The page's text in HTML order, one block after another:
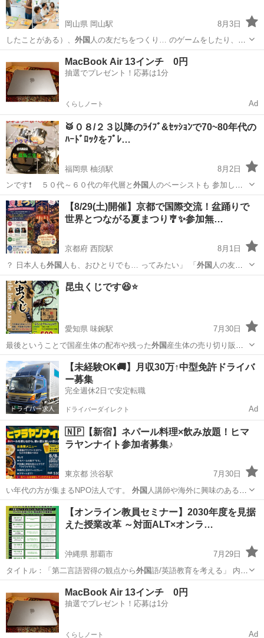
岡山県 岡山駅
8月3日
したことがある）、 外国 人の友だちをつくり… のゲームをしたり、 外
国
の文化を体験したり… Teacher（外国語指導助手）をされ… ている
外国人の方にも来ていた… ネイティブの英語や 外国の文化についても
お…
岡山市 岡山駅 ワークショップ English
MacBook Air 13インチ 0円
抽選でプレゼント！応募は1分
くらしノート Ad
🥁０８/２３以降のﾗｲﾌﾞ&ｾｯｼｮﾝで70~80年代の
ﾊｰﾄﾞﾛｯｸをﾌﾟﾚ…
福岡県 柚須駅
8月2日
ンです❗ ５０代～６０代の年代層と 外国 人のベーシストも 参加し只
今プレイ中…
福岡 福岡市 柚須駅 コンサート/ショー ドラマー
【8/29(土)開催】京都で国際交流！盆踊りで
世界とつながる夏まつり🎐✨参加無…
京都府 西院駅
8月1日
？ 日本人も外国 人も、おひとりでも… ってみたい」 「 外国 人の友達
を作りたい… ✅ 日本人・外国人どちらも歓迎 …
京都 京都市 西院駅 地域/お祭り
昆虫くじです😆⭐️
愛知県 味鋺駅
7月30日
最後ということで国産生体の配布や残った外国 産生体の売り切り販売
も致しますのでお時…
愛知 春日井市 味鋺駅 地域/お祭り 昆虫
【未経験OK🚚】月収30万↑中型免許ドライバ
ー募集
完全週休2日で安定転職
ドライバーダイレクト Ad
🇳🇵【新宿】ネパール料理×飲み放題！ヒマ
ラヤンナイト参加者募集♪
東京都 渋谷駅
7月30日
い年代の方が集まるNPO法人です。 外国 人講師や海外に興味のある方
もいますが、…
東京 渋谷区 パーティー ネパール
【オンライン教員セミナー】2030年度を見据
えた授業改革 ～対面ALT×オンラ…
沖縄県 那覇市
7月29日
タイトル：「第二言語習得の観点から外国語/英語教育を考える」 内
容：203…
オンライン
MacBook Air 13インチ 0円
抽選でプレゼント！応募は1分
くらしノート Ad